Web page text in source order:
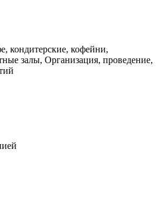
кондитерские, кофейни,
залы, Организация, проведение,